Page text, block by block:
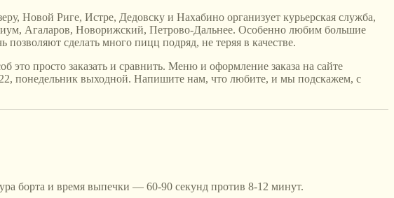
Новой Риге, Истре, Дедовску и Нахабино организует курьерская служба,
Агаларов, Новорижский, Петрово-Дальнее. Особенно любим большие
сделать много пицц подряд, не теряя в качестве.
просто заказать и сравнить. Меню и оформление заказа на сайте
22, понедельник выходной. Напишите нам, что любите, и мы подскажем, с
борта и время выпечки — 60-90 секунд против 8-12 минут.